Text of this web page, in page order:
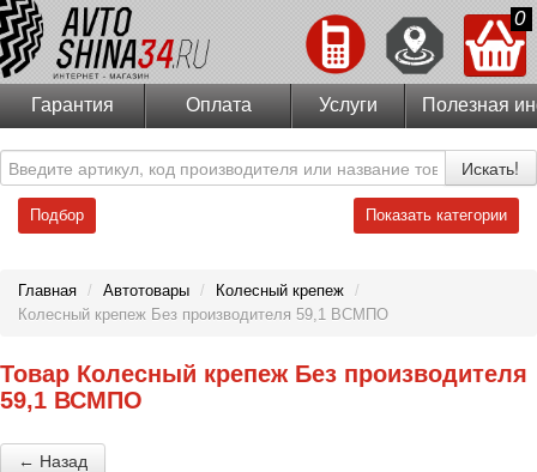
0
Гарантия Оплата Услуги Полезная
Искать!
Подбор Показать категории
Главная / Автотовары / Колесный крепеж /
Колесный крепеж Без производителя 59,1 ВСМПО
Товар Колесный крепеж Без производителя
59,1 ВСМПО
← Назад